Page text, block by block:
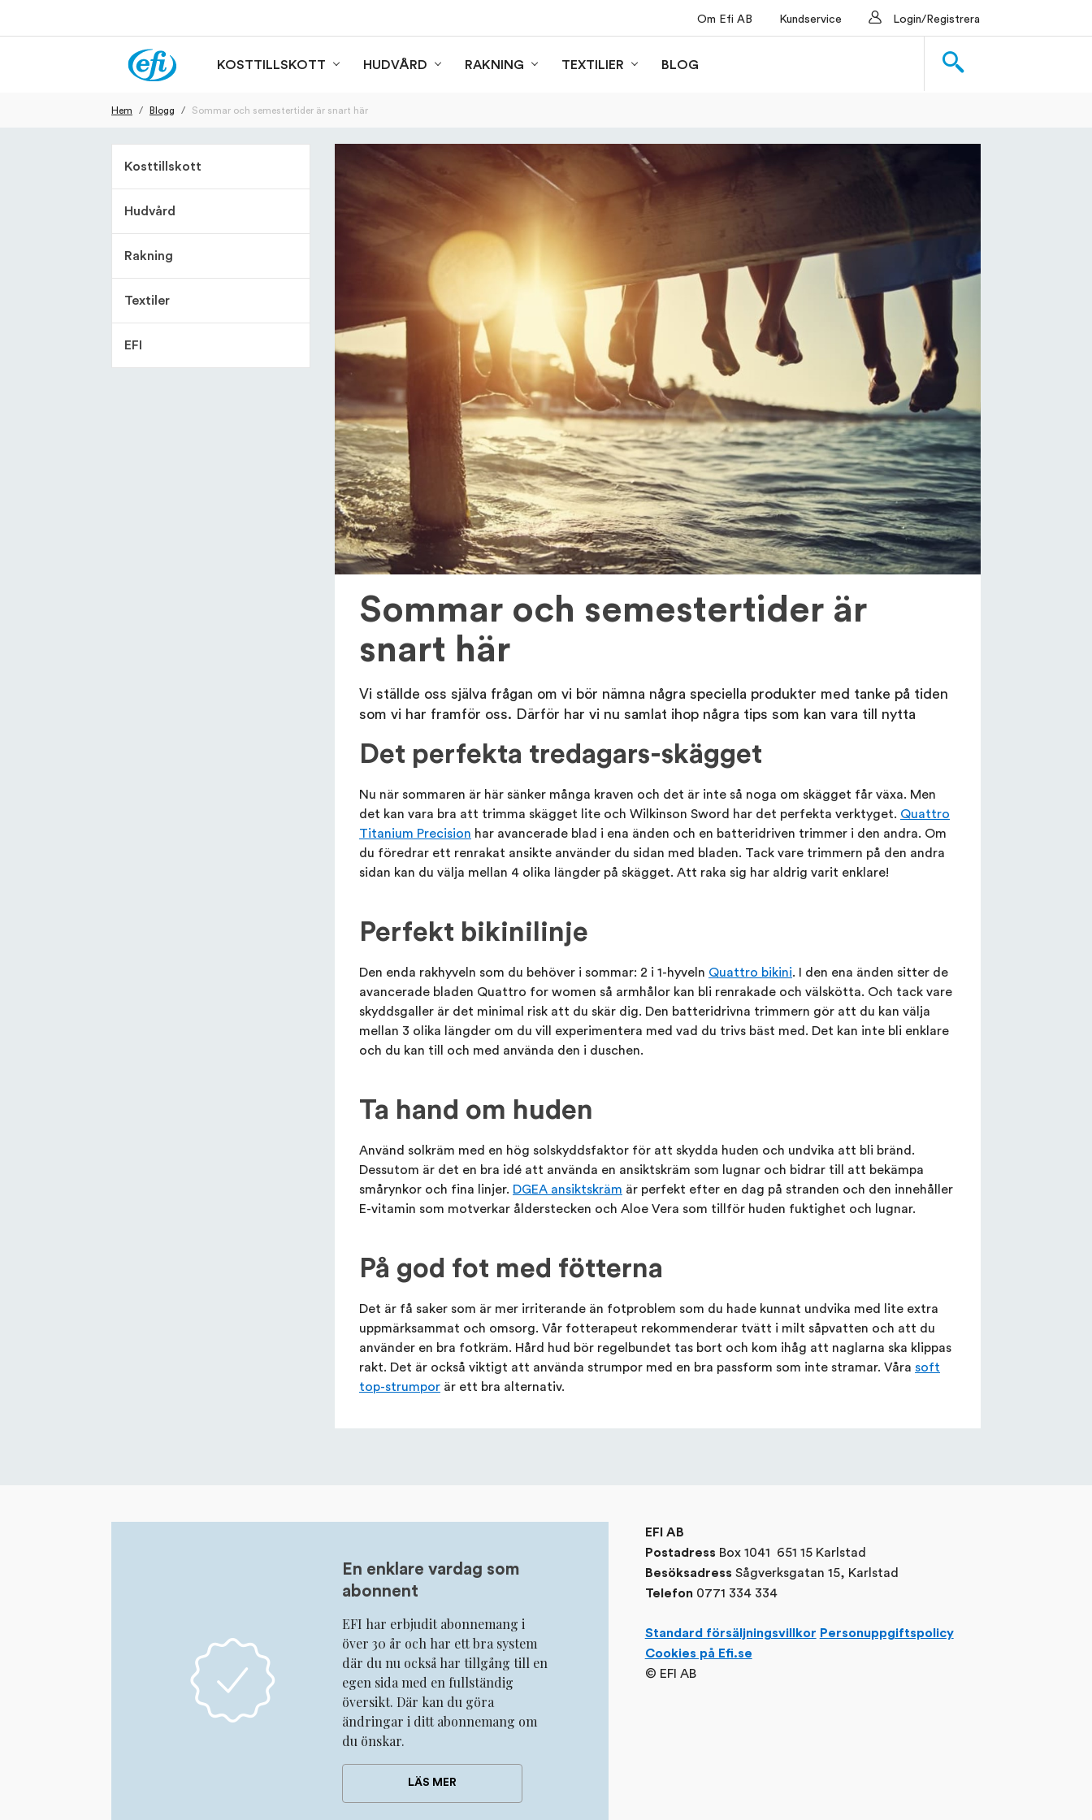
Om Efi AB Kundservice Login/Registrera
KOSTTILLSKOTT HUDVÅRD RAKNING TEXTILIER BLOG
Hem Blogg Sommar och semestertider är snart här
Kosttillskott
Hudvård
Rakning
Textiler
EFI
Sommar och semestertider är
snart här
Vi ställde oss själva frågan om vi bör nämna några speciella produkter med tanke på tiden
som vi har framför oss. Därför har vi nu samlat ihop några tips som kan vara till nytta
Det perfekta tredagars-skägget
Nu när sommaren är här sänker många kraven och det är inte så noga om skägget får växa. Men
det kan vara bra att trimma skägget lite och Wilkinson Sword har det perfekta verktyget. Quattro
Titanium Precision har avancerade blad i ena änden och en batteridriven trimmer i den andra. Om
du föredrar ett renrakat ansikte använder du sidan med bladen. Tack vare trimmern på den andra
sidan kan du välja mellan 4 olika längder på skägget. Att raka sig har aldrig varit enklare!
Perfekt bikinilinje
Den enda rakhyveln som du behöver i sommar: 2 i 1-hyveln Quattro bikini . I den ena änden sitter de
avancerade bladen Quattro for women så armhålor kan bli renrakade och välskötta. Och tack vare
skyddsgaller är det minimal risk att du skär dig. Den batteridrivna trimmern gör att du kan välja
mellan 3 olika längder om du vill experimentera med vad du trivs bäst med. Det kan inte bli enklare
och du kan till och med använda den i duschen.
Ta hand om huden
Använd solkräm med en hög solskyddsfaktor för att skydda huden och undvika att bli bränd.
Dessutom är det en bra idé att använda en ansiktskräm som lugnar och bidrar till att bekämpa
smårynkor och fina linjer. DGEA ansiktskräm är perfekt efter en dag på stranden och den innehåller
E-vitamin som motverkar ålderstecken och Aloe Vera som tillför huden fuktighet och lugnar.
På god fot med fötterna
Det är få saker som är mer irriterande än fotproblem som du hade kunnat undvika med lite extra
uppmärksammat och omsorg. Vår fotterapeut rekommenderar tvätt i milt såpvatten och att du
använder en bra fotkräm. Hård hud bör regelbundet tas bort och kom ihåg att naglarna ska klippas
rakt. Det är också viktigt att använda strumpor med en bra passform som inte stramar. Våra soft
top-strumpor är ett bra alternativ.
En enklare vardag som
abonnent
EFI har erbjudit abonnemang i
över 30 år och har ett bra system
där du nu också har tillgång till en
egen sida med en fullständig
översikt. Där kan du göra
ändringar i ditt abonnemang om
du önskar.
LÄS MER
EFI AB
Postadress Box 1041 651 15 Karlstad
Besöksadress Sågverksgatan 15, Karlstad
Telefon0771 334 334
Standard försäljningsvillkor Personuppgiftspolicy
Cookies på Efi.se
© EFI AB